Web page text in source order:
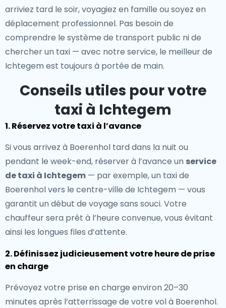
arriviez tard le soir, voyagiez en famille ou soyez en
déplacement professionnel. Pas besoin de
comprendre le système de transport public ni de
chercher un taxi — avec notre service, le meilleur de
Ichtegem est toujours à portée de main.
Conseils utiles pour votre
taxi à Ichtegem
1. Réservez votre taxi à l’avance
Si vous arrivez à Boerenhol tard dans la nuit ou
pendant le week-end, réserver à l’avance un service
de taxi à Ichtegem — par exemple, un taxi de
Boerenhol vers le centre-ville de Ichtegem — vous
garantit un début de voyage sans souci. Votre
chauffeur sera prêt à l’heure convenue, vous évitant
ainsi les longues files d’attente.
2. Définissez judicieusement votre heure de prise
en charge
Prévoyez votre prise en charge environ 20–30
minutes après l’atterrissage de votre vol à Boerenhol.